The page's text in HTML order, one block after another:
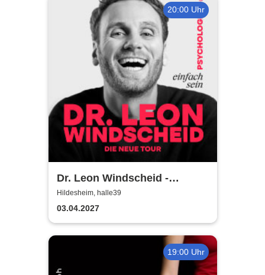
20:00 Uhr
Dr. Leon Windscheid -
Einfach sein
Hildesheim, halle39
03.04.2027
19:00 Uhr